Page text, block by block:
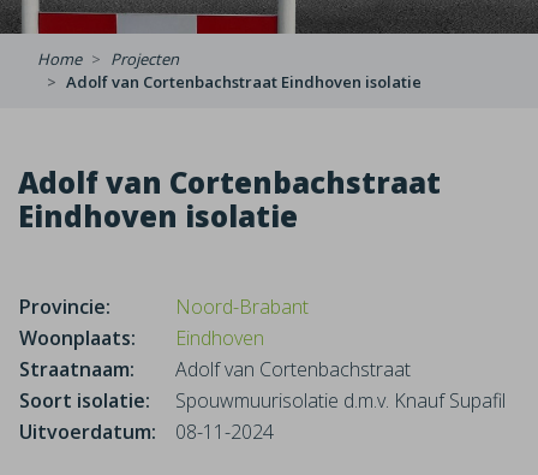
Home
Projecten
Adolf van Cortenbachstraat Eindhoven isolatie
Adolf van Cortenbachstraat
Eindhoven isolatie
Provincie:
Noord-Brabant
Woonplaats:
Eindhoven
Straatnaam:
Adolf van Cortenbachstraat
Soort isolatie:
Spouwmuurisolatie d.m.v. Knauf Supafil
Uitvoerdatum:
08-11-2024